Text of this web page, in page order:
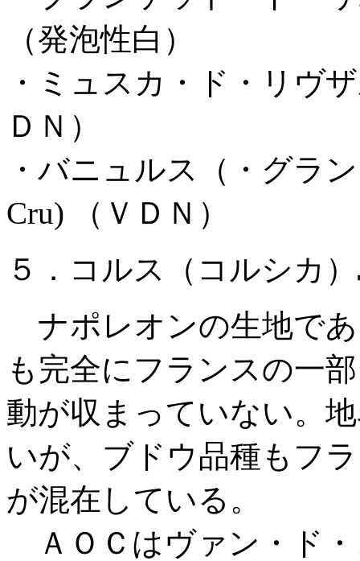
（発泡性白）
・ミュスカ・ド・リヴ
ＤＮ）
・バニュルス（・グラ
Cru) （ＶＤＮ）
５．コルス（コルシカ
ナポレオンの生地で
も完全にフランスの一
動が収まっていない。
いが、ブドウ品種もフ
が混在している。
ＡＯＣはヴァン・ド・